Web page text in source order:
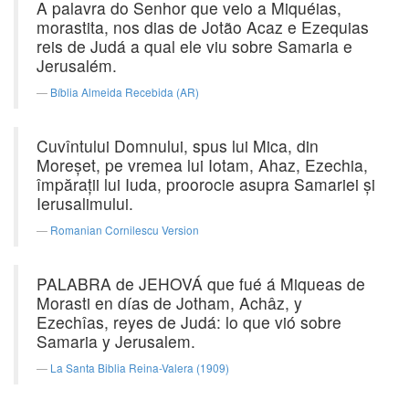
A palavra do Senhor que veio a Miquéias,
morastita, nos dias de Jotão Acaz e Ezequias
reis de Judá a qual ele viu sobre Samaria e
Jerusalém.
Bíblia Almeida Recebida (AR)
Cuvîntului Domnului, spus lui Mica, din
Moreşet, pe vremea lui Iotam, Ahaz, Ezechia,
împăraţii lui Iuda, proorocie asupra Samariei şi
Ierusalimului.
Romanian Cornilescu Version
PALABRA de JEHOVÁ que fué á Miqueas de
Morasti en días de Jotham, Achâz, y
Ezechîas, reyes de Judá: lo que vió sobre
Samaria y Jerusalem.
La Santa Biblia Reina-Valera (1909)